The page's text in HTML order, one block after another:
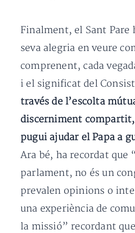
Finalment, el Sant
seva alegria en veure
comprenent, cada
i el significat del
través de l’escolta
discerniment
pugui ajudar el Papa a
Ara bé, ha recordat que
parlament, no és un
prevalen opinions o
una experiència de
la missió” recordant